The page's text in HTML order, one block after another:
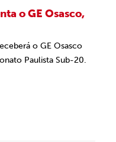
o GE Osasco,
o GE Osasco
Paulista Sub-20.